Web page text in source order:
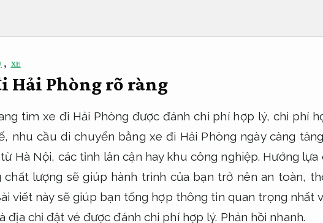
, XE
Hải Phòng rõ ràng
tìm xe đi Hải Phòng được đánh chi phí hợp lý, chi phí
nhu cầu di chuyển bằng xe đi Hải Phòng ngày càng
Hà Nội, các tỉnh lân cận hay khu công nghiệp. Hướng
chất lượng sẽ giúp hành trình của bạn trở nên an toàn,
viết này sẽ giúp bạn tổng hợp thông tin quan trọng nhất
địa chỉ đặt vé được đánh chi phí hợp lý. Phản hồi nhanh.